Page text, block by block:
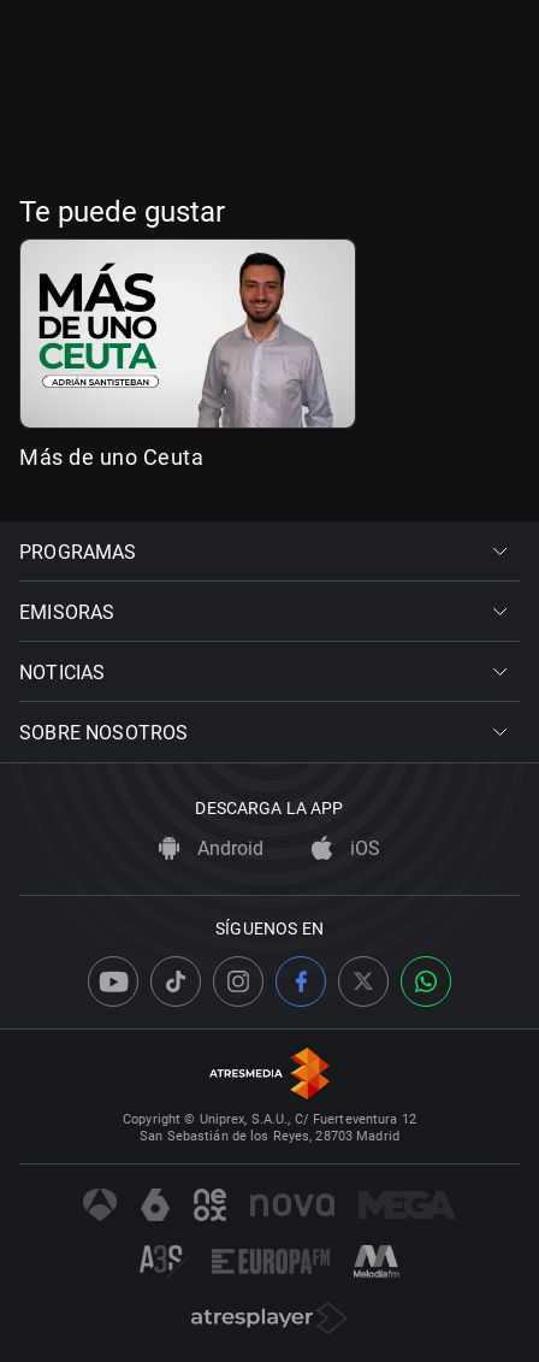
Te puede gustar
Más de uno Ceuta
PROGRAMAS
EMISORAS
NOTICIAS
SOBRE NOSOTROS
DESCARGA LA APP
Android iOS
SÍGUENOS EN
Copyright © Uniprex, S.A.U., C/ Fuerteventura 12
San Sebastián de los Reyes, 28703 Madrid